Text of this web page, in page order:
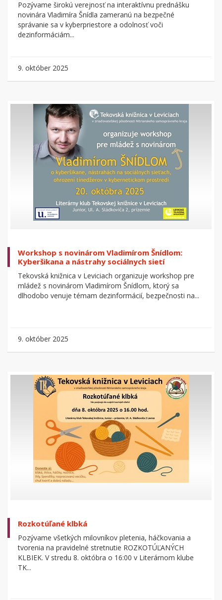
Pozývame širokú verejnosť na interaktívnu prednášku
novinára Vladimíra Šnídla zameranú na bezpečné
správanie sa v kyberpriestore a odolnosť voči
dezinformáciám...
9. október 2025
Workshop s novinárom Vladimírom Šnídlom:
Kyberšikana a nástrahy sociálnych sietí
Tekovská knižnica v Leviciach organizuje workshop pre
mládež s novinárom Vladimírom Šnídlom, ktorý sa
dlhodobo venuje témam dezinformácií, bezpečnosti na...
9. október 2025
Rozkotúľané klbká
Pozývame všetkých milovníkov pletenia, háčkovania a
tvorenia na pravidelné stretnutie ROZKOTÚĽANÝCH
KLBIEK. V stredu 8. októbra o 16:00 v Literárnom klube
TK...